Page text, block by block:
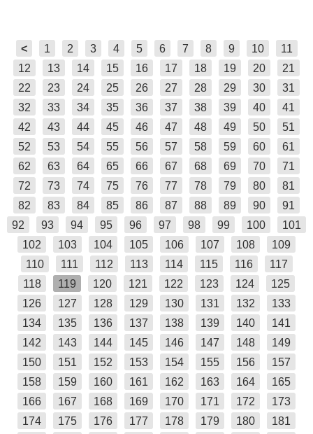
< 1 2 3 4 5 6 7 8 9 10
11
12
13 14 15 16 17 18 19 20
21
22
23 24 25 26 27 28 29 30
31
32
33 34 35 36 37 38 39 40
41
42
43 44 45 46 47 48 49 50
51
52
53 54 55 56 57 58 59 60
61
62
63 64 65 66 67 68 69 70
71
72
73 74 75 76 77 78 79 80
81
82
83 84 85 86 87 88 89 90
91
92
93 94 95 96 97 98 99 100
101
102
103 104 105 106 107 108
109
110
111 112 113 114 115 116
117
118
119 120 121 122 123 124
125
126
127 128 129 130 131 132
133
134
135 136 137 138 139 140
141
142
143 144 145 146 147 148
149
150
151 152 153 154 155 156
157
158
159 160 161 162 163 164
165
166
167 168 169 170 171 172
173
174
175 176 177 178 179 180 181